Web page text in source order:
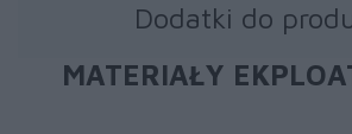
Dodatki do
MATERIAŁY